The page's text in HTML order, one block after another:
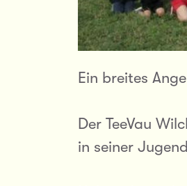
Ein breites
Der TeeVau
in seiner